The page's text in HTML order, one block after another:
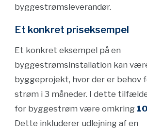
byggestrømsleverandør.
Et konkret priseksempel
Et konkret eksempel på en
byggestrømsinstallation kan
byggeprojekt, hvor der er behov
strøm i 3 måneder. I dette
for byggestrøm være omkring
Dette inkluderer udlejning af en